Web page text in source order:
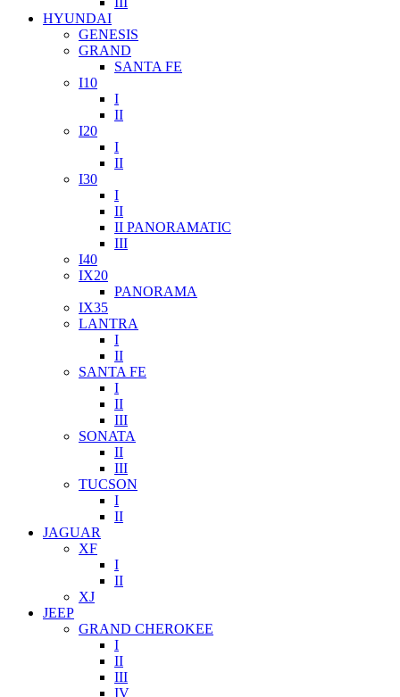
HYUNDAI
GENESIS
GRAND
SANTA FE
I10
I
II
I20
I
II
I30
I
II
II PANORAMATIC
III
I40
IX20
PANORAMA
IX35
LANTRA
I
II
SANTA FE
I
II
III
SONATA
II
III
TUCSON
I
II
JAGUAR
XF
I
II
XJ
JEEP
GRAND CHEROKEE
I
II
III
IV